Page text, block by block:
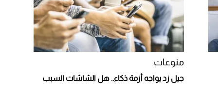
أغلى 10 عطور في العالم للرجال تمنحك فخامة
استثنائية
"بوجاتي ميسترال" الاستثنائية للبيع في مزاد
مونتيري
2026-07-23
منوعات
جيل زد يواجه أزمة ذكاء.. هل الشاشات السبب